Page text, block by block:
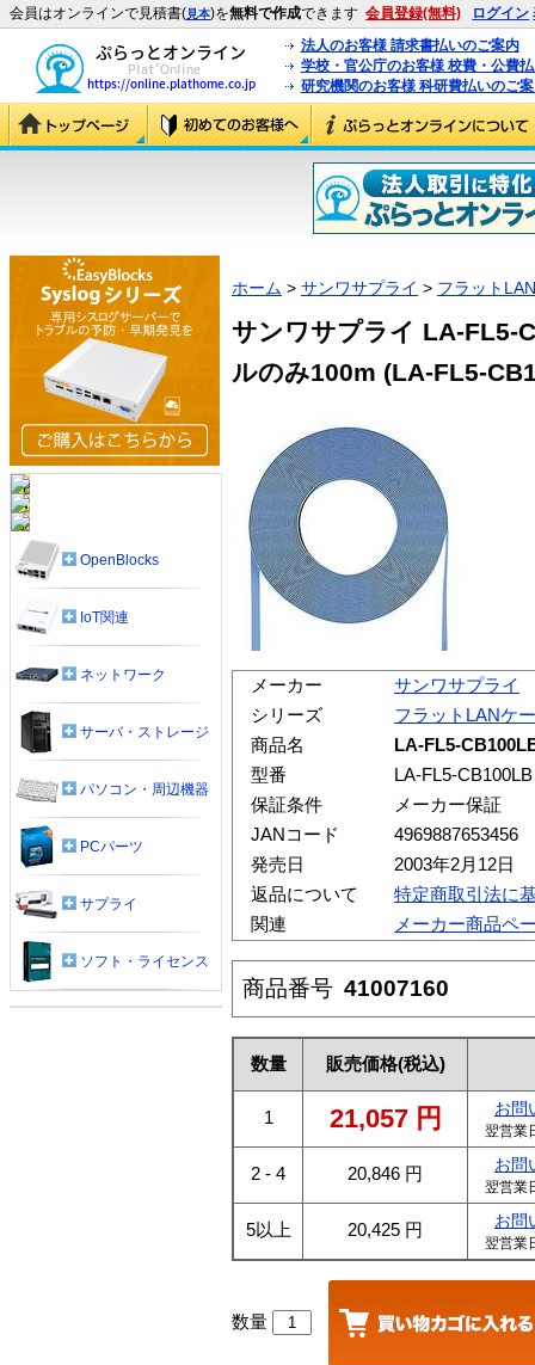
会員はオンラインで見積書(見本)を無料で作成できます 会員登録(無料) ログイン
法人のお客様 請求書払いのご案内
学校・官公庁のお客様 校費・公費
研究機関のお客様 科研費払いのご
ホーム > サンワサプライ > フラット
サンワサプライ LA-FL5-
ルのみ100m (LA-FL5-
メーカー
サンワサプライ
シリーズ
フラットLANケ
商品名
LA-FL5-
型番
LA-FL5-CB100LB
保証条件
メーカー保証
JANコード
4969887653456
発売日
2003年2月12日
返品について
特定商取引法に
関連
メーカー商品ペ
商品番号 41007160
数量 販売価格(税込)
1 21,057 円 お問
翌営業
2 - 4 20,846 円 お問
翌営業
5以上 20,425 円 お問
翌営業
数量
OpenBlocks
IoT関連
ネットワーク
サーバ・ストレージ
パソコン・周辺機器
PCパーツ
サプライ
ソフト・ライセンス